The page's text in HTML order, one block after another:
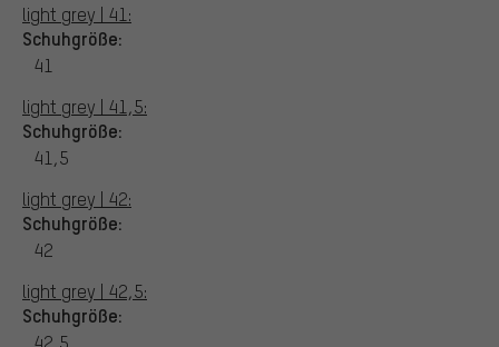
light grey | 41:
Schuhgröße:
41
light grey | 41,5:
Schuhgröße:
41,5
light grey | 42:
Schuhgröße:
42
light grey | 42,5:
Schuhgröße:
42,5